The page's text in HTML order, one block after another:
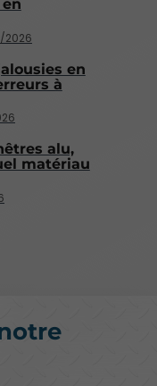
2026
en
à
alu,
matériau